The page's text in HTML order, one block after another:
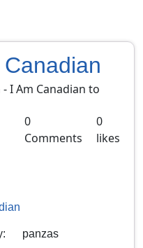
I Am Canadian to
0
Comments
0
likes
: panzas